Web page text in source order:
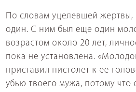
По словам уцелевшей
один. С ним был еще один
возрастом около 20 лет,
пока не установлена.
приставил пистолет к ее
убью твоего мужа, потому что